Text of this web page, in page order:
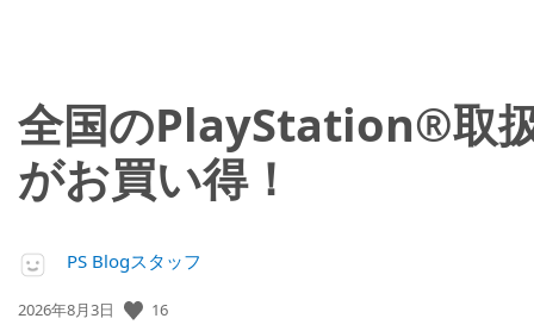
全国のPlayStation®取
がお買い得！
PS Blogスタッフ
公
2026年8月3日 16